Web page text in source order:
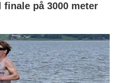
på 3000 meter